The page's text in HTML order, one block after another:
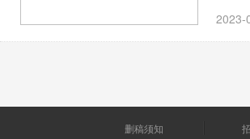
2023-
删稿须知